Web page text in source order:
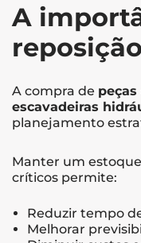
A
A compra de
escavadeiras
planejamento
Manter um
críticos permite:
Reduzir tempo
Melhorar